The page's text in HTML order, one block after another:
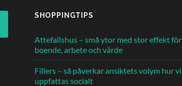
SHOPPINGTIPS
Attefallshus – små ytor med stor effekt för
boende, arbete och värde
Fillers – så påverkar ansiktets volym hur vi
uppfattas socialt